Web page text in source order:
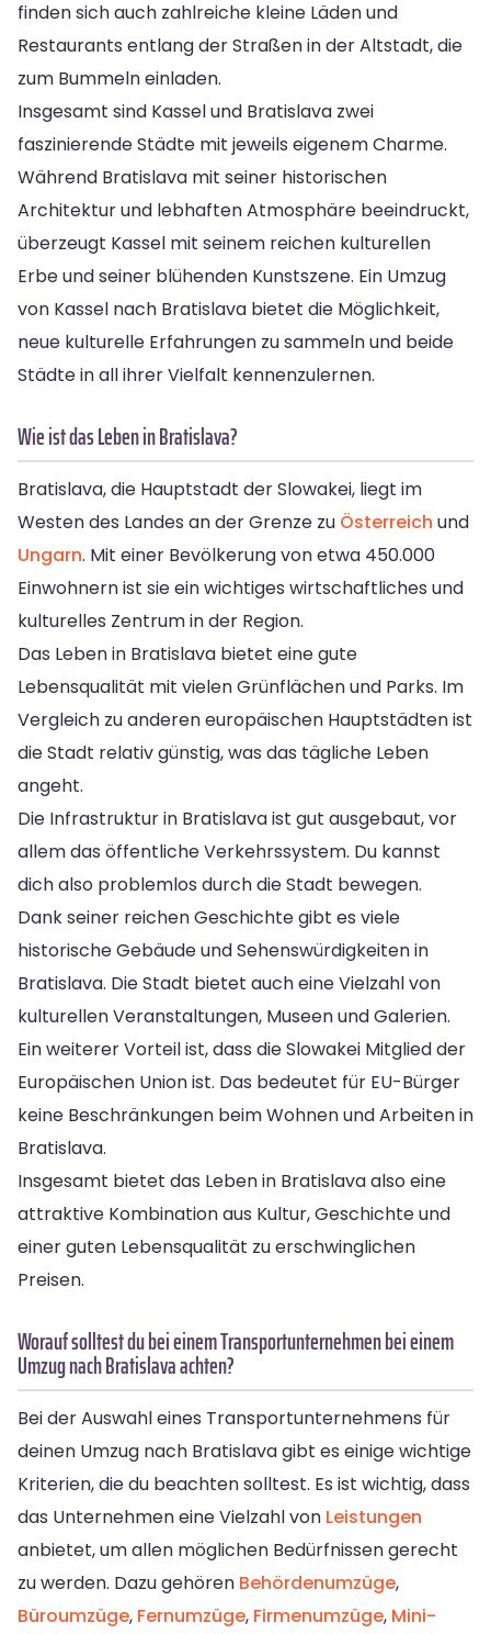
finden sich auch zahlreiche kleine Läden und
Restaurants entlang der Straßen in der Altstadt, die
zum Bummeln einladen.
Insgesamt sind Kassel und Bratislava zwei
faszinierende Städte mit jeweils eigenem Charme.
Während Bratislava mit seiner historischen
Architektur und lebhaften Atmosphäre beeindruckt,
überzeugt Kassel mit seinem reichen kulturellen
Erbe und seiner blühenden Kunstszene. Ein Umzug
von Kassel nach Bratislava bietet die Möglichkeit,
neue kulturelle Erfahrungen zu sammeln und beide
Städte in all ihrer Vielfalt kennenzulernen.
Wie ist das Leben in Bratislava?
Bratislava, die Hauptstadt der Slowakei, liegt im
Westen des Landes an der Grenze zu Österreich und
Ungarn. Mit einer Bevölkerung von etwa 450.000
Einwohnern ist sie ein wichtiges wirtschaftliches und
kulturelles Zentrum in der Region.
Das Leben in Bratislava bietet eine gute
Lebensqualität mit vielen Grünflächen und Parks. Im
Vergleich zu anderen europäischen Hauptstädten ist
die Stadt relativ günstig, was das tägliche Leben
angeht.
Die Infrastruktur in Bratislava ist gut ausgebaut, vor
allem das öffentliche Verkehrssystem. Du kannst
dich also problemlos durch die Stadt bewegen.
Dank seiner reichen Geschichte gibt es viele
historische Gebäude und Sehenswürdigkeiten in
Bratislava. Die Stadt bietet auch eine Vielzahl von
kulturellen Veranstaltungen, Museen und Galerien.
Ein weiterer Vorteil ist, dass die Slowakei Mitglied der
Europäischen Union ist. Das bedeutet für EU-Bürger
keine Beschränkungen beim Wohnen und Arbeiten in
Bratislava.
Insgesamt bietet das Leben in Bratislava also eine
attraktive Kombination aus Kultur, Geschichte und
einer guten Lebensqualität zu erschwinglichen
Preisen.
Worauf solltest du bei einem Transportunternehmen bei einem
Umzug nach Bratislava achten?
Bei der Auswahl eines Transportunternehmens für
deinen Umzug nach Bratislava gibt es einige wichtige
Kriterien, die du beachten solltest. Es ist wichtig, dass
das Unternehmen eine Vielzahl von Leistungen
anbietet, um allen möglichen Bedürfnissen gerecht
zu werden. Dazu gehören Behördenumzüge,
Büroumzüge, Fernumzüge, Firmenumzüge, Mini-